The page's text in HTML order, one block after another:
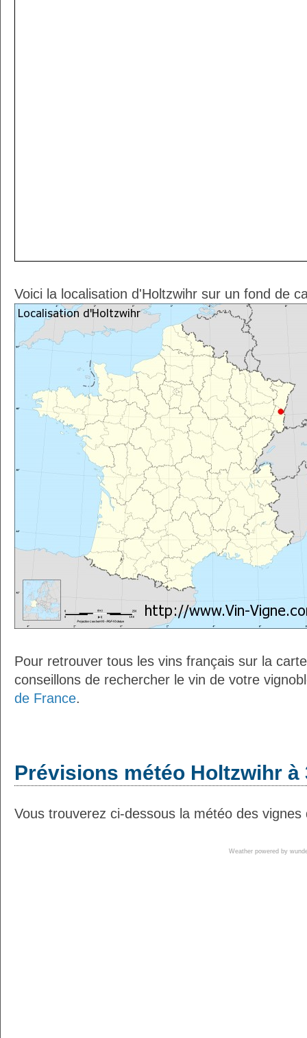
Voici la localisation d'Holtzwihr sur un fond de
Pour retrouver tous les vins français sur la
conseillons de rechercher le vin de votre
de France.
Prévisions météo Holtzwihr à
Vous trouverez ci-dessous la météo des
Weather powered by